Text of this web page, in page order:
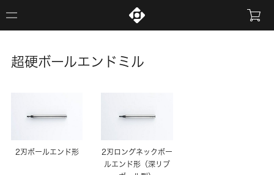
超硬ボールエンドミル
2刃ボールエンド形
2刃ロングネックボー
ルエンド形（深リブ